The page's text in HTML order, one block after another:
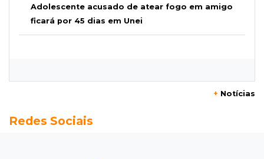
Adolescente acusado de atear fogo em amigo
ficará por 45 dias em Unei
projeto de mudanças nas leis tributárias
13:40
Indústria
+ Notícias
Redes Sociais